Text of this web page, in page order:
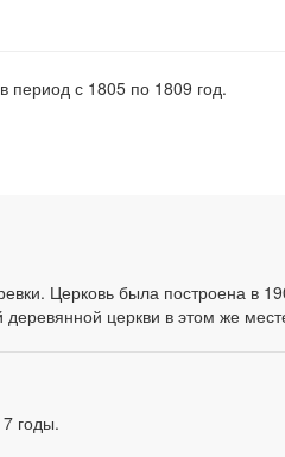
период с 1805 по 1809 год.
Церковь была построена в
деревянной церкви в этом же
годы.